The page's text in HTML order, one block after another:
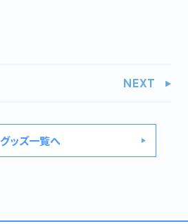
NEXT
グッズ一覧へ